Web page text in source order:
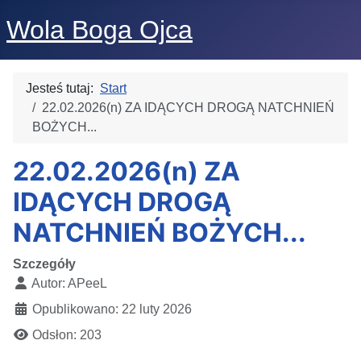
Wola Boga Ojca
Jesteś tutaj: Start
22.02.2026(n) ZA IDĄCYCH DROGĄ NATCHNIEŃ
BOŻYCH...
22.02.2026(n) ZA
IDĄCYCH DROGĄ
NATCHNIEŃ BOŻYCH...
Szczegóły
Autor: APeeL
Opublikowano: 22 luty 2026
Odsłon: 203